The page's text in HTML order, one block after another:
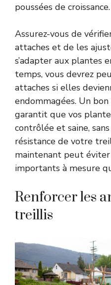
poussées de croissance.
Assurez-vous de
attaches et de les
s’adapter aux plantes
temps, vous devrez
attaches si elles
endommagées. Un
garantit que vos
contrôlée et saine,
résistance de votre
maintenant peut
importants à mesure
Renforcer les
treillis